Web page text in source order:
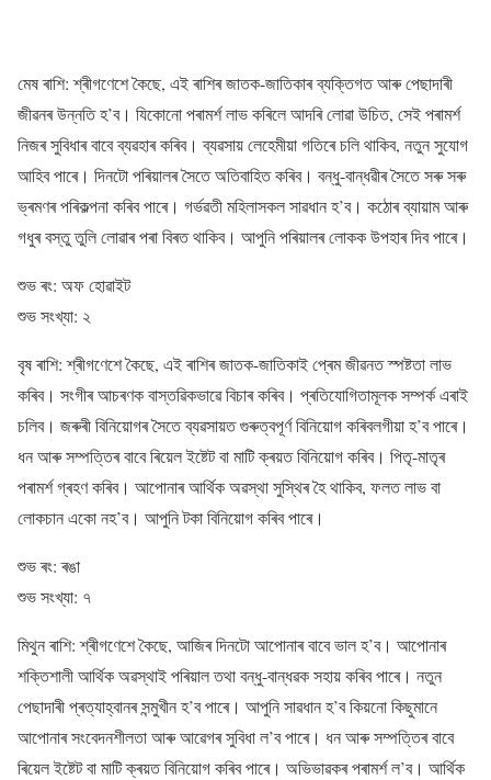
মেষ ৰাশি: শ্ৰীগণেশে কৈছে, এই ৰাশিৰ জাতক-জাতিকাৰ ব্যক্তিগত আৰু পেছাদাৰী
জীৱনৰ উন্নতি হ’ব। যিকোনো পৰামৰ্শ লাভ কৰিলে আদৰি লোৱা উচিত, সেই পৰামৰ্শ
নিজৰ সুবিধাৰ বাবে ব্যৱহাৰ কৰিব। ব্যৱসায় লেহেমীয়া গতিৰে চলি থাকিব, নতুন সুযোগ
আহিব পাৰে। দিনটো পৰিয়ালৰ সৈতে অতিবাহিত কৰিব। বন্ধু-বান্ধৱীৰ সৈতে সৰু সৰু
ভ্ৰমণৰ পৰিকল্পনা কৰিব পাৰে। গৰ্ভৱতী মহিলাসকল সাৱধান হ’ব। কঠোৰ ব্যায়াম আৰু
গধুৰ বস্তু তুলি লোৱাৰ পৰা বিৰত থাকিব। আপুনি পৰিয়ালৰ লোকক উপহাৰ দিব পাৰে।
শুভ ৰং: অফ হোৱাইট
শুভ সংখ্যা: ২
বৃষ ৰাশি: শ্ৰীগণেশে কৈছে, এই ৰাশিৰ জাতক-জাতিকাই প্ৰেম জীৱনত স্পষ্টতা লাভ
কৰিব। সংগীৰ আচৰণক বাস্তৱিকভাৱে বিচাৰ কৰিব। প্ৰতিযোগিতামূলক সম্পৰ্ক এৰাই
চলিব। জৰুৰী বিনিয়োগৰ সৈতে ব্যৱসায়ত গুৰুত্বপূৰ্ণ বিনিয়োগ কৰিবলগীয়া হ’ব পাৰে।
ধন আৰু সম্পত্তিৰ বাবে ৰিয়েল ইষ্টেট বা মাটি ক্ৰয়ত বিনিয়োগ কৰিব। পিতৃ-মাতৃৰ
পৰামৰ্শ গ্ৰহণ কৰিব। আপোনাৰ আৰ্থিক অৱস্থা সুস্থিৰ হৈ থাকিব, ফলত লাভ বা
লোকচান একো নহ’ব। আপুনি টকা বিনিয়োগ কৰিব পাৰে।
শুভ ৰং: ৰঙা
শুভ সংখ্যা: ৭
মিথুন ৰাশি: শ্ৰীগণেশে কৈছে, আজিৰ দিনটো আপোনাৰ বাবে ভাল হ’ব। আপোনাৰ
শক্তিশালী আৰ্থিক অৱস্থাই পৰিয়াল তথা বন্ধু-বান্ধৱক সহায় কৰিব পাৰে। নতুন
পেছাদাৰী প্ৰত্যাহ্বানৰ সন্মুখীন হ’ব পাৰে। আপুনি সাৱধান হ’ব কিয়নো কিছুমানে
আপোনাৰ সংবেদনশীলতা আৰু আৱেগৰ সুবিধা ল’ব পাৰে। ধন আৰু সম্পত্তিৰ বাবে
ৰিয়েল ইষ্টেট বা মাটি ক্ৰয়ত বিনিয়োগ কৰিব পাৰে। অভিভাৱকৰ পৰামৰ্শ ল’ব। আৰ্থিক